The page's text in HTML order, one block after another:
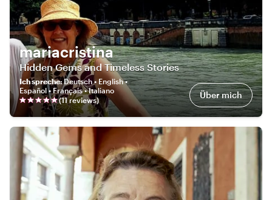
mariacristina
Hidden Gems and Timeless Stories
Ich spreche:Deutsch • English •
Español • Français • Italiano
(11reviews) Über mich